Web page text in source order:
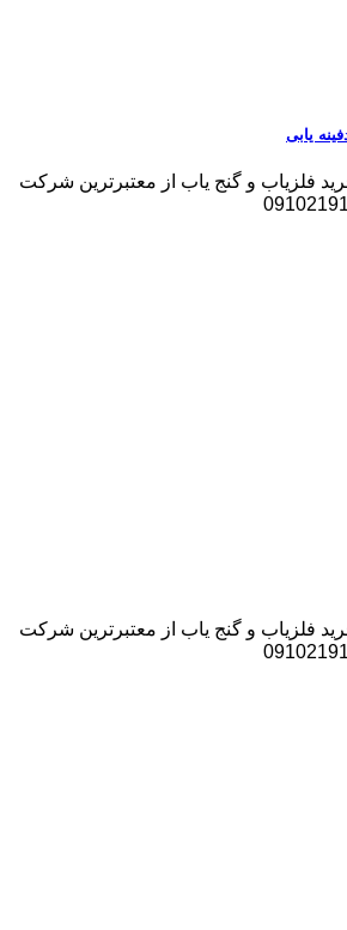
یابی
فلزیاب و گنج یاب از معتبرترین شرکت
فلزیاب و گنج یاب از معتبرترین شرکت